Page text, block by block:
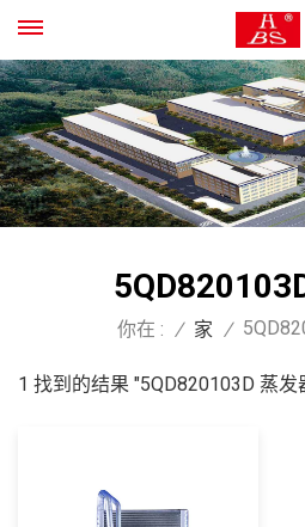
你在 : / 家 /
1 找到的结果 "5QD820103D 蒸发